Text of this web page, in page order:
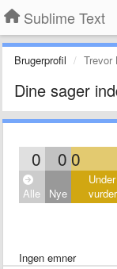
Sublime Text
Brugerprofil Trevor
Dine sager
0 0 0
Alle Nye
Under
Ingen emner